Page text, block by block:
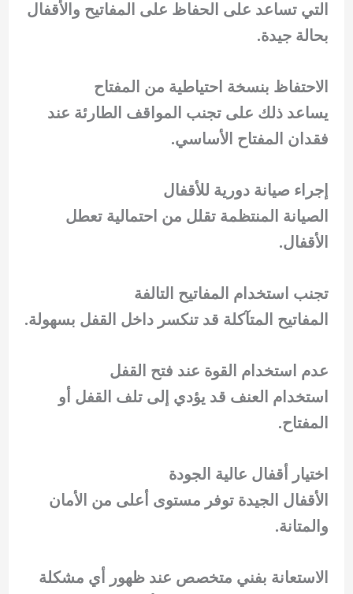
التي تساعد على الحفاظ على المفاتيح والأقفال
بحالة جيدة.
الاحتفاظ بنسخة احتياطية من المفتاح
يساعد ذلك على تجنب المواقف الطارئة عند
فقدان المفتاح الأساسي.
إجراء صيانة دورية للأقفال
الصيانة المنتظمة تقلل من احتمالية تعطل
الأقفال.
تجنب استخدام المفاتيح التالفة
المفاتيح المتآكلة قد تنكسر داخل القفل بسهولة.
عدم استخدام القوة عند فتح القفل
استخدام العنف قد يؤدي إلى تلف القفل أو
المفتاح.
اختيار أقفال عالية الجودة
الأقفال الجيدة توفر مستوى أعلى من الأمان
والمتانة.
الاستعانة بفني متخصص عند ظهور أي مشكلة